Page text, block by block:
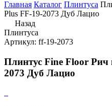
Главная Каталог Плинтуса
Plus FF-19-2073 Дуб Лацио
Назад
Плинтуса
Артикул: ff-19-2073
Плинтус Fine Floor Рич
2073 Дуб Лацио